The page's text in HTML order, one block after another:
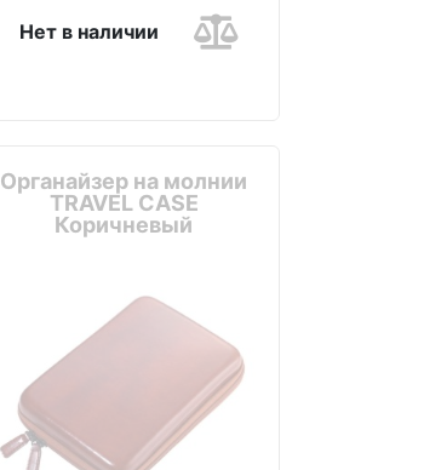
Нет в наличии
Органайзер на молнии
TRAVEL CASE
Коричневый